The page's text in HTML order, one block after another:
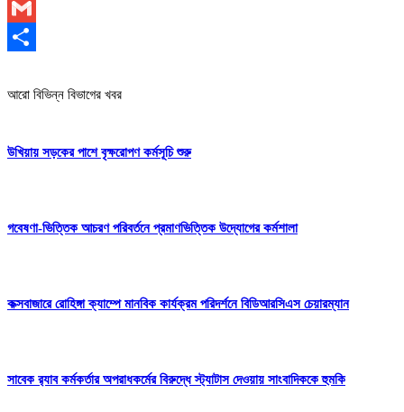
WhatsApp
Gmail
আরো বিভিন্ন বিভাগের খবর
উখিয়ায় সড়কের পাশে বৃক্ষরোপণ কর্মসূচি শুরু
গবেষণা-ভিত্তিক আচরণ পরিবর্তনে প্রমাণভিত্তিক উদ্যোগের কর্মশালা
কক্সবাজারে রোহিঙ্গা ক্যাম্পে মানবিক কার্যক্রম পরিদর্শনে বিডিআরসিএস চেয়ারম্যান
সাবেক র‍্যাব কর্মকর্তার অপরাধকর্মের বিরুদ্ধে স্ট্যাটাস দেওয়ায় সাংবাদিককে হুমকি